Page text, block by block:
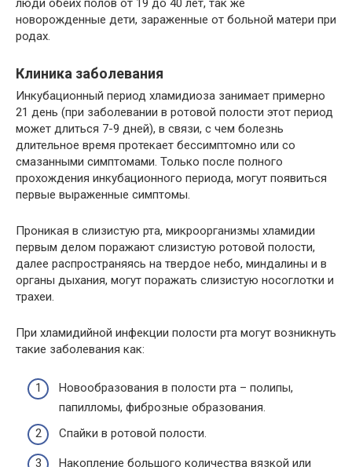
люди обеих полов от 19 до 40 лет, так же
новорожденные дети, зараженные от больной матери при
родах.
Клиника заболевания
Инкубационный период хламидиоза занимает примерно
21 день (при заболевании в ротовой полости этот период
может длиться 7-9 дней), в связи, с чем болезнь
длительное время протекает бессимптомно или со
смазанными симптомами. Только после полного
прохождения инкубационного периода, могут появиться
первые выраженные симптомы.
Проникая в слизистую рта, микроорганизмы хламидии
первым делом поражают слизистую ротовой полости,
далее распространяясь на твердое небо, миндалины и в
органы дыхания, могут поражать слизистую носоглотки и
трахеи.
При хламидийной инфекции полости рта могут возникнуть
такие заболевания как:
Новообразования в полости рта – полипы,
папилломы, фиброзные образования.
Спайки в ротовой полости.
Накопление большого количества вязкой или